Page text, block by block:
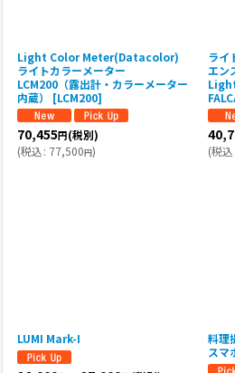
Light Color Meter(Datacolor)
ライトカラーメーター
LCM200（露出計・カラーメーター
内蔵）
[LCM200]
70,455円(税別)
(税込: 77,500円)
ライ
エン
(税込
LUMI Mark-I
料理
スマ